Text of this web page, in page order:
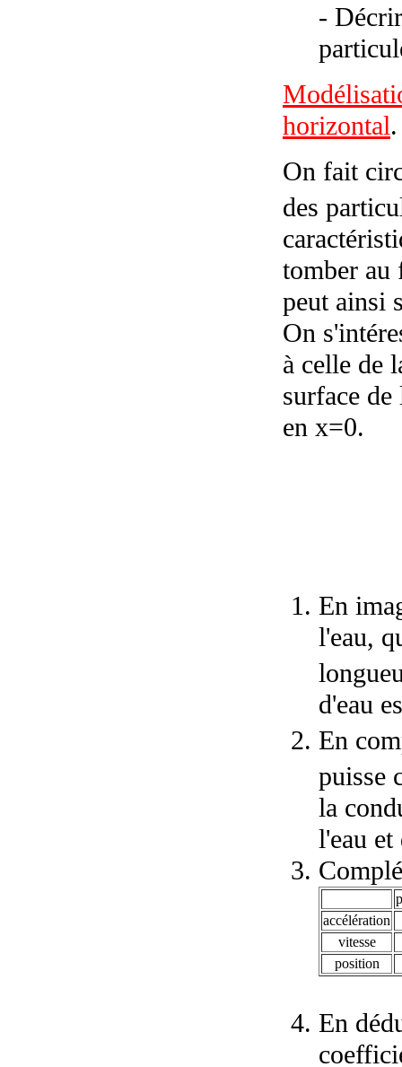
-
horizontal.
On fait
des
tomber au
peut ainsi
On
à celle de
surface de
en x=0.
En
l'eau,
d'eau
En
puisse
la
l'eau
accélération
vitesse
position
En